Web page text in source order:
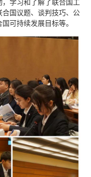
学习和了解了联合国工
国议题、谈判技巧、公
可持续发展目标等。